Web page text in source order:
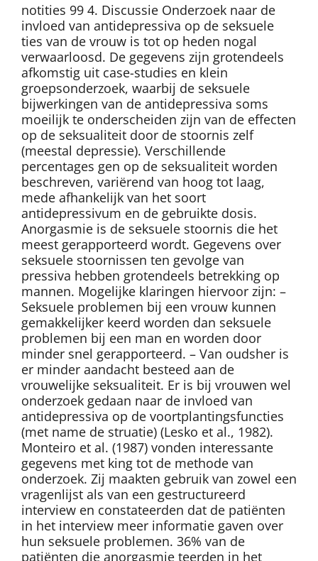
notities 99 4. Discussie Onderzoek naar de
invloed van antidepressiva op de seksuele
ties van de vrouw is tot op heden nogal
verwaarloosd. De gegevens zijn grotendeels
afkomstig uit case-studies en klein
groepsonderzoek, waarbij de seksuele
bijwerkingen van de antidepressiva soms
moeilijk te onderscheiden zijn van de effecten
op de seksualiteit door de stoornis zelf
(meestal depressie). Verschillende
percentages gen op de seksualiteit worden
beschreven, variërend van hoog tot laag,
mede afhankelijk van het soort
antidepressivum en de gebruikte dosis.
Anorgasmie is de seksuele stoornis die het
meest gerapporteerd wordt. Gegevens over
seksuele stoornissen ten gevolge van
pressiva hebben grotendeels betrekking op
mannen. Mogelijke klaringen hiervoor zijn: –
Seksuele problemen bij een vrouw kunnen
gemakkelijker keerd worden dan seksuele
problemen bij een man en worden door
minder snel gerapporteerd. – Van oudsher is
er minder aandacht besteed aan de
vrouwelijke seksualiteit. Er is bij vrouwen wel
onderzoek gedaan naar de invloed van
antidepressiva op de voortplantingsfuncties
(met name de struatie) (Lesko et al., 1982).
Monteiro et al. (1987) vonden interessante
gegevens met king tot de methode van
onderzoek. Zij maakten gebruik van zowel een
vragenlijst als van een gestructureerd
interview en constateerden dat de patiënten
in het interview meer informatie gaven over
hun seksuele problemen. 36% van de
patiënten die anorgasmie teerden in het